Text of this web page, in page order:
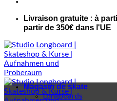
Livraison gratuite : à
partir de 350€ dans l'UE
Magasin de skate
Longboards